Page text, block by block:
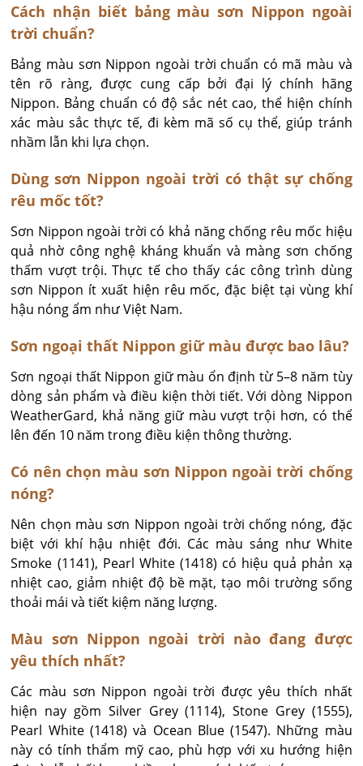
Cách nhận biết bảng màu sơn Nippon ngoài
trời chuẩn?
Bảng màu sơn Nippon ngoài trời chuẩn có mã màu và
tên rõ ràng, được cung cấp bởi đại lý chính hãng
Nippon. Bảng chuẩn có độ sắc nét cao, thể hiện chính
xác màu sắc thực tế, đi kèm mã số cụ thể, giúp tránh
nhầm lẫn khi lựa chọn.
Dùng sơn Nippon ngoài trời có thật sự chống
rêu mốc tốt?
Sơn Nippon ngoài trời có khả năng chống rêu mốc hiệu
quả nhờ công nghệ kháng khuẩn và màng sơn chống
thấm vượt trội. Thực tế cho thấy các công trình dùng
sơn Nippon ít xuất hiện rêu mốc, đặc biệt tại vùng khí
hậu nóng ẩm như Việt Nam.
Sơn ngoại thất Nippon giữ màu được bao lâu?
Sơn ngoại thất Nippon giữ màu ổn định từ 5–8 năm tùy
dòng sản phẩm và điều kiện thời tiết. Với dòng Nippon
WeatherGard, khả năng giữ màu vượt trội hơn, có thể
lên đến 10 năm trong điều kiện thông thường.
Có nên chọn màu sơn Nippon ngoài trời chống
nóng?
Nên chọn màu sơn Nippon ngoài trời chống nóng, đặc
biệt với khí hậu nhiệt đới. Các màu sáng như White
Smoke (1141), Pearl White (1418) có hiệu quả phản xạ
nhiệt cao, giảm nhiệt độ bề mặt, tạo môi trường sống
thoải mái và tiết kiệm năng lượng.
Màu sơn Nippon ngoài trời nào đang được
yêu thích nhất?
Các màu sơn Nippon ngoài trời được yêu thích nhất
hiện nay gồm Silver Grey (1114), Stone Grey (1555),
Pearl White (1418) và Ocean Blue (1547). Những màu
này có tính thẩm mỹ cao, phù hợp với xu hướng hiện